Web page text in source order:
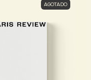
AGOTADO